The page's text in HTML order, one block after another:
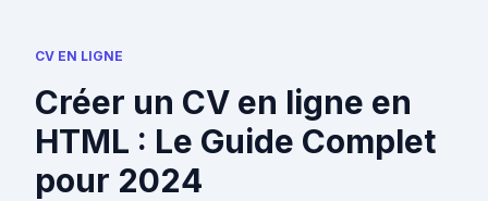
CV EN LIGNE
Créer un CV en ligne en
HTML : Le Guide Complet
pour 2024